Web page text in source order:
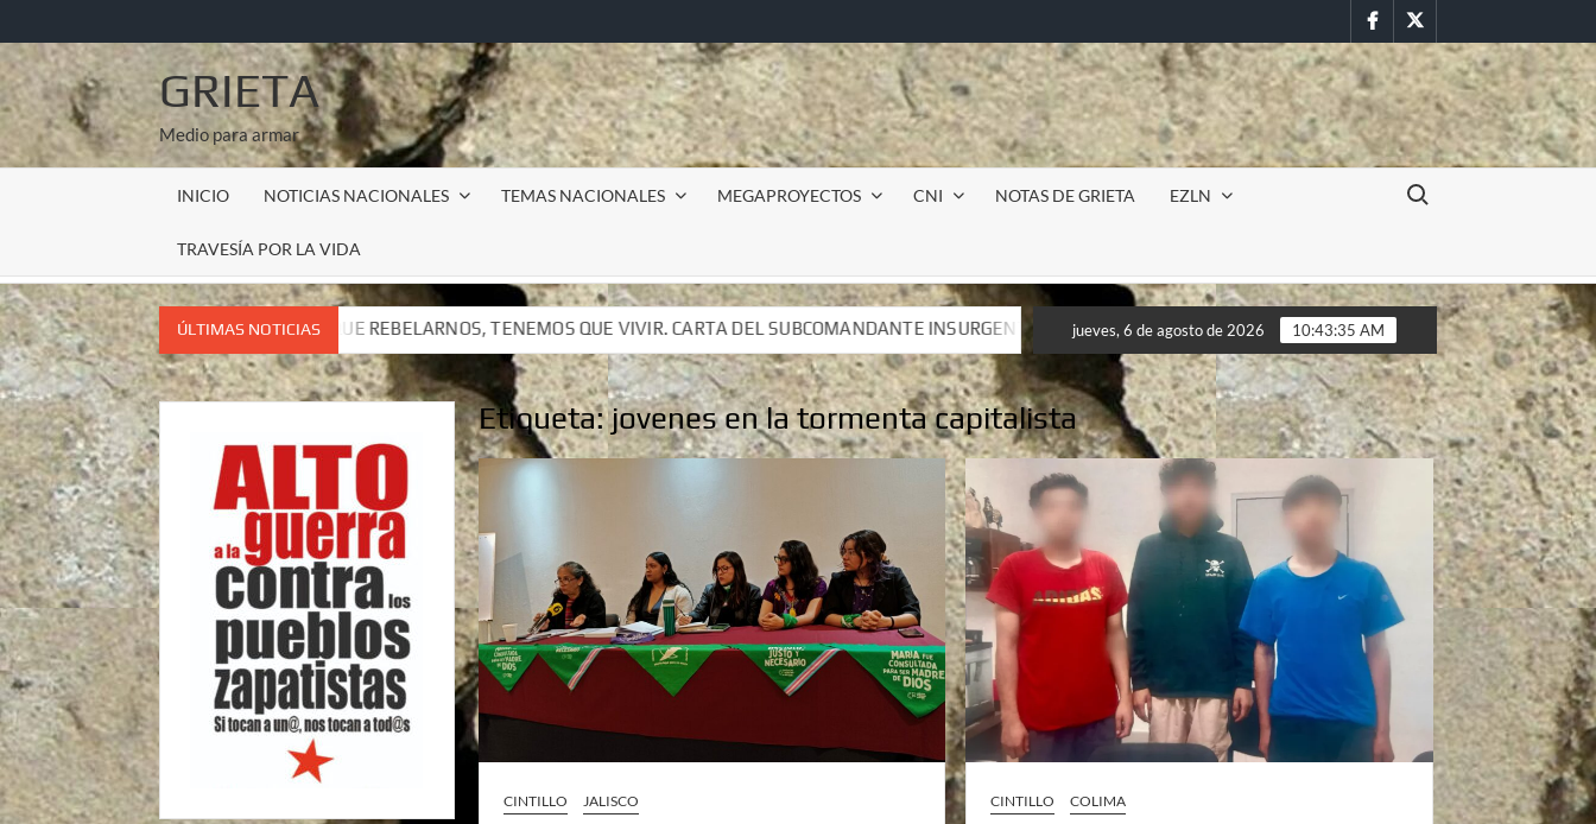
al
contenido
FacebookTwitter
GRIETA
Medio para armar
INICIO NOTICIAS NACIONALES TEMAS NACIONALES MEGAPROYECTOS CNI NOTAS DE GRIETA EZLN
TRAVESÍA POR LA VIDA
Buscar:
ÚLTIMAS NOTICIAS
QUE REBELARNOS, TENEMOS QUE VIVIR. CARTA DEL SUBCOMANDANTE INSURGENTE MOISÉS A LUIS DE TAVIRA
Incursión militar en la UAEM (Morelos) durante paro estudiantil
QUE REBELARNOS, TENEMOS QUE VIVIR. CARTA DEL SUBCOMANDANTE INSURGENTE MOISÉS A LUIS DE TAVIRA
Incursión militar en la UAEM (Morelos) durante paro estudiantil
jueves, 6 de agosto de 2026 10:43:38 AM
Etiqueta:jovenes en la tormenta capitalista
CINTILLO
JALISCO
CINTILLO
COLIMA